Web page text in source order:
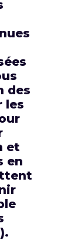
des
les
et
en